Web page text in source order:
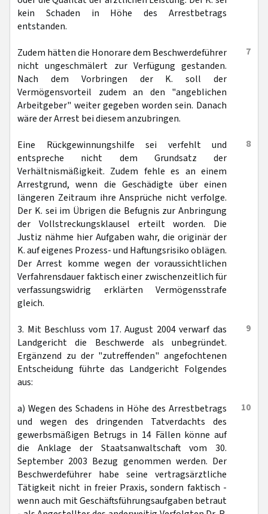
kein Schaden in Höhe des Arrestbetrags
entstanden.
7
Zudem hätten die Honorare dem Beschwerdeführer
nicht ungeschmälert zur Verfügung gestanden.
Nach dem Vorbringen der K. soll der
Vermögensvorteil zudem an den "angeblichen
Arbeitgeber" weiter gegeben worden sein. Danach
wäre der Arrest bei diesem anzubringen.
8
Eine Rückgewinnungshilfe sei verfehlt und
entspreche nicht dem Grundsatz der
Verhältnismäßigkeit. Zudem fehle es an einem
Arrestgrund, wenn die Geschädigte über einen
längeren Zeitraum ihre Ansprüche nicht verfolge.
Der K. sei im Übrigen die Befugnis zur Anbringung
der Vollstreckungsklausel erteilt worden. Die
Justiz nähme hier Aufgaben wahr, die originär der
K. auf eigenes Prozess- und Haftungsrisiko oblägen.
Der Arrest komme wegen der voraussichtlichen
Verfahrensdauer faktisch einer zwischenzeitlich für
verfassungswidrig erklärten Vermögensstrafe
gleich.
9
3. Mit Beschluss vom 17. August 2004 verwarf das
Landgericht die Beschwerde als unbegründet.
Ergänzend zu der "zutreffenden" angefochtenen
Entscheidung führte das Landgericht Folgendes
aus:
10
a) Wegen des Schadens in Höhe des Arrestbetrags
und wegen des dringenden Tatverdachts des
gewerbsmäßigen Betrugs in 14 Fällen könne auf
die Anklage der Staatsanwaltschaft vom 30.
September 2003 Bezug genommen werden. Der
Beschwerdeführer habe seine vertragsärztliche
Tätigkeit nicht in freier Praxis, sondern faktisch -
wenn auch mit Geschäftsführungsaufgaben betraut